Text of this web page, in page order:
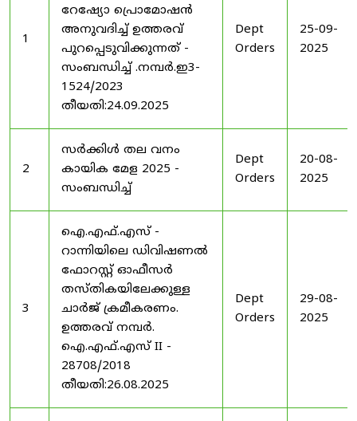
1
റേഷ്യോ പ്രൊമോഷൻ
അനുവദിച്ച് ഉത്തരവ്
പുറപ്പെടുവിക്കുന്നത് -
സംബന്ധിച്ച് .നമ്പർ.ഇ3-
1524/2023
തീയതി:24.09.2025
Dept
Orders
25-09-
2025
2
സർക്കിൾ തല വനം
കായിക മേള 2025 -
സംബന്ധിച്ച്
Dept
Orders
20-08-
2025
3
ഐ.എഫ്.എസ് -
റാന്നിയിലെ ഡിവിഷണൽ
ഫോറസ്റ്റ് ഓഫീസർ
തസ്തികയിലേക്കുള്ള
ചാർജ് ക്രമീകരണം.
ഉത്തരവ് നമ്പർ.
ഐ.എഫ്.എസ് II -
28708/2018
തീയതി:26.08.2025
Dept
Orders
29-08-
2025